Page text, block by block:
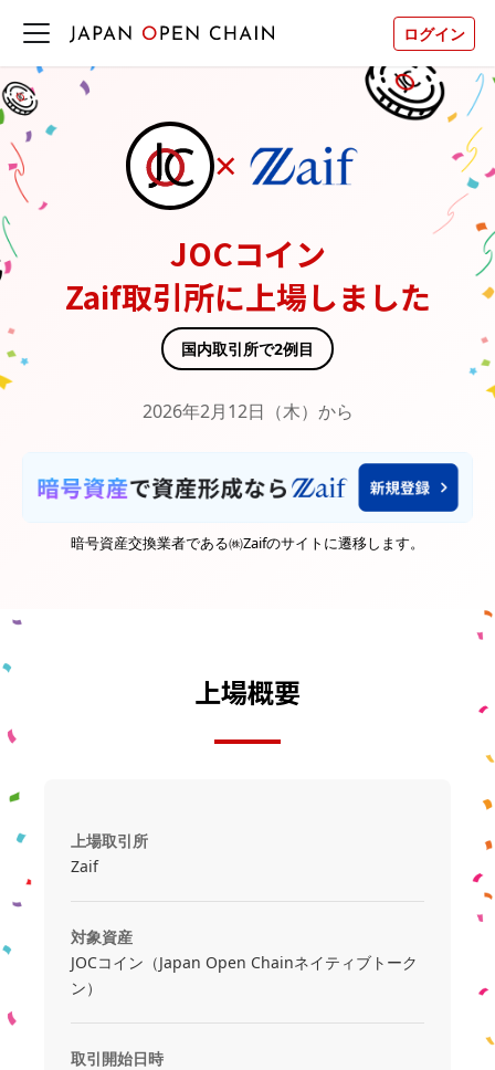
ログイン
×
JOCコイン
Zaif取引所に上場しました
国内取引所で2例目
2026年2月12日（木）から
暗号資産交換業者である㈱Zaifのサイトに遷移します。
上場概要
上場取引所
Zaif
対象資産
JOCコイン（Japan Open Chainネイティブトーク
ン）
取引開始日時